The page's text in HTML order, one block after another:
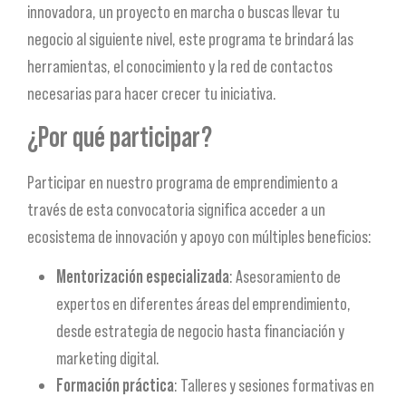
innovadora, un proyecto en marcha o buscas llevar tu
negocio al siguiente nivel, este programa te brindará las
herramientas, el conocimiento y la red de contactos
necesarias para hacer crecer tu iniciativa.
¿Por qué participar?
Participar en nuestro programa de emprendimiento a
través de esta convocatoria significa acceder a un
ecosistema de innovación y apoyo con múltiples beneficios:
Mentorización especializada: Asesoramiento de
expertos en diferentes áreas del emprendimiento,
desde estrategia de negocio hasta financiación y
marketing digital.
Formación práctica: Talleres y sesiones formativas en